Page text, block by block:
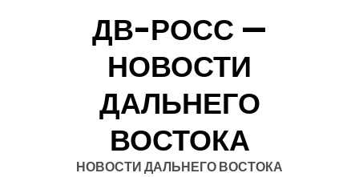
ДВ-РОСС —
НОВОСТИ
ДАЛЬНЕГО
ВОСТОКА
НОВОСТИ ДАЛЬНЕГО ВОСТОКА